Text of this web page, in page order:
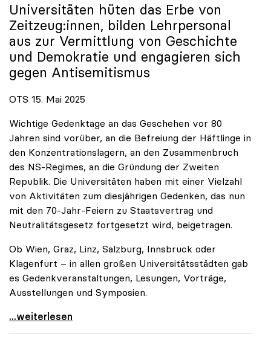
Universitäten hüten das Erbe von
Zeitzeug:innen, bilden Lehrpersonal
aus zur Vermittlung von Geschichte
und Demokratie und engagieren sich
gegen Antisemitismus
OTS 15. Mai 2025
Wichtige Gedenktage an das Geschehen vor 80
Jahren sind vorüber, an die Befreiung der Häftlinge in
den Konzentrationslagern, an den Zusammenbruch
des NS-Regimes, an die Gründung der Zweiten
Republik. Die Universitäten haben mit einer Vielzahl
von Aktivitäten zum diesjährigen Gedenken, das nun
mit den 70-Jahr-Feiern zu Staatsvertrag und
Neutralitätsgesetz fortgesetzt wird, beigetragen.
Ob Wien, Graz, Linz, Salzburg, Innsbruck oder
Klagenfurt – in allen großen Universitätsstädten gab
es Gedenkveranstaltungen, Lesungen, Vorträge,
Ausstellungen und Symposien.
uniko-Präsidentin Brigitte Hütter zu Gedenkjahr:
...weiterlesen